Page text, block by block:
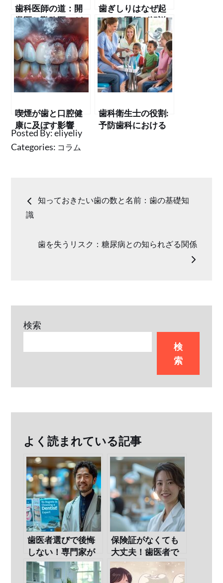
歯科医師の道：開
業医と勤務医、ど
ちらの年収が上を
行く？
歯ぎしりはなぜ起
こる？医師が解説
する原因と改善策
喫煙が歯と口腔健
康に及ぼす影響
歯科衛生士の役割:
予防歯科における
Posted By:eliyeliy
Categories: コラム
投
稿
ゲ
ー
シ
ョ
ン
知っておきたい歯の数と名前：歯の基礎知
識
歯を失うリスク：糖尿病との知られざる関係
検索
検
索
よく読まれている記事
歯医者選びで後悔
しない！専門家が
教えるポイントと
は
保険証がなくても
大丈夫！歯医者で
の治療ガイド